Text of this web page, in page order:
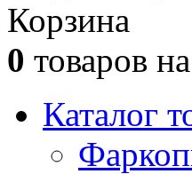
Корзина
0 товаров на
Каталог